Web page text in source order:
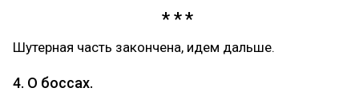
Шутерная часть закончена, идем дальше.
4. О боссах.